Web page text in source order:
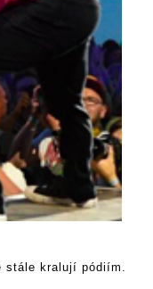
kralují pódiím.